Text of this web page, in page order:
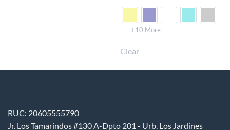
se
la
página
producto
se
página
+10 More
Clear
RUC: 20605555790
Jr. Los Tamarindos #130 A-Dpto 201 - Urb. Los Jardines